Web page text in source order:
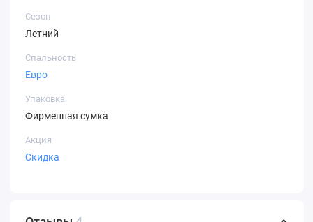
Сезон
Летний
Спальность
Евро
Упаковка
Фирменная сумка
Акция
Скидка